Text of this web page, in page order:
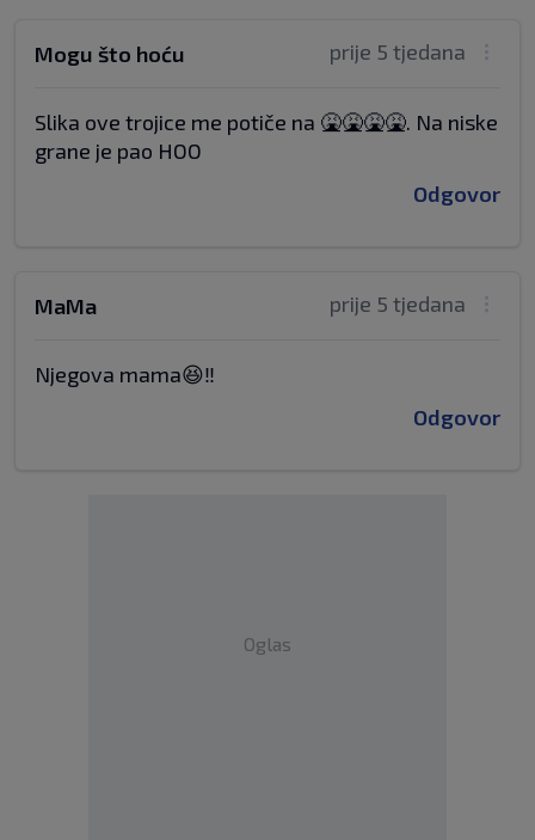
prije 5 tjedana
Mogu što hoću
Slika ove trojice me potiče na 🤮🤮🤮🤮. Na niske
grane je pao HOO
Odgovor
prije 5 tjedana
MaMa
Njegova mama😆‼️
Odgovor
Oglas